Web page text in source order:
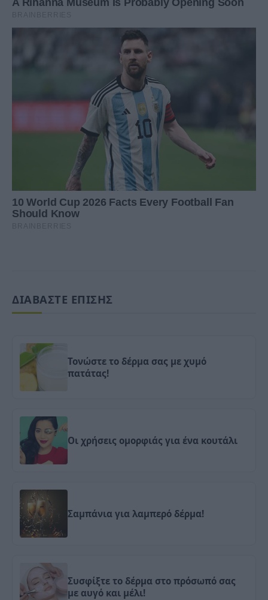
ΔΙΑΒΑΣΤΕ ΕΠΙΣΗΣ
Τονώστε το δέρμα σας με χυμό
πατάτας!
Οι χρήσεις ομορφιάς για ένα κουτάλι
Σαμπάνια για λαμπερό δέρμα!
Συσφίξτε το δέρμα στο πρόσωπό σας
με αυγό και μέλι!